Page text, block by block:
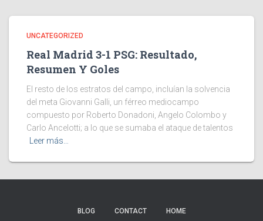
UNCATEGORIZED
Real Madrid 3-1 PSG: Resultado,
Resumen Y Goles
El resto de los estratos del campo, incluían la solvencia
del meta Giovanni Galli, un férreo mediocampo
compuesto por Roberto Donadoni, Angelo Colombo y
Carlo Ancelotti; a lo que se sumaba el ataque de talentos
Leer más…
BLOG CONTACT HOME